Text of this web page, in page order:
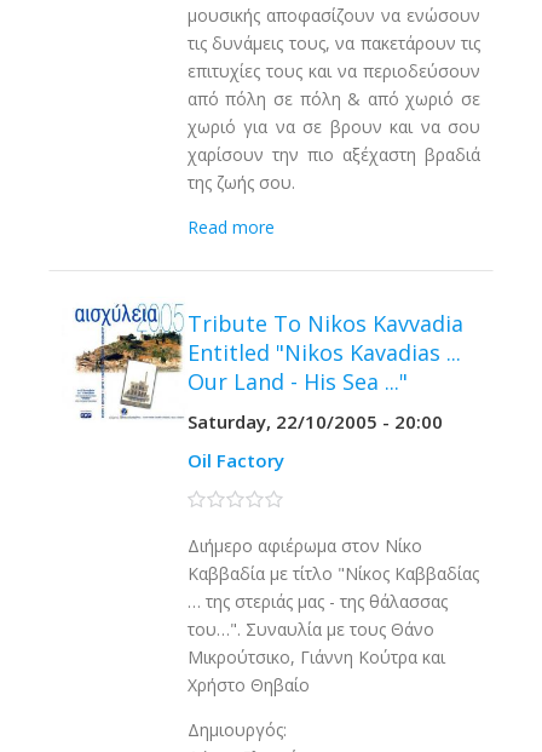
μουσικής αποφασίζουν να ενώσουν
τις δυνάμεις τους, να πακετάρουν τις
επιτυχίες τους και να περιοδεύσουν
από πόλη σε πόλη & από χωριό σε
χωριό για να σε βρουν και να σου
χαρίσουν την πιο αξέχαστη βραδιά
της ζωής σου.
Read more
Tribute To Nikos Kavvadia
Entitled "Nikos Kavadias ...
Our Land - His Sea ..."
Saturday, 22/10/2005 - 20:00
Oil Factory
0 stars
Διήμερο αφιέρωμα στον Νίκο
Καββαδία με τίτλο "Νίκος Καββαδίας
… της στεριάς μας - της θάλασσας
του…". Συναυλία με τους Θάνο
Μικρούτσικο, Γιάννη Κούτρα και
Χρήστο Θηβαίο
Δημιουργός: